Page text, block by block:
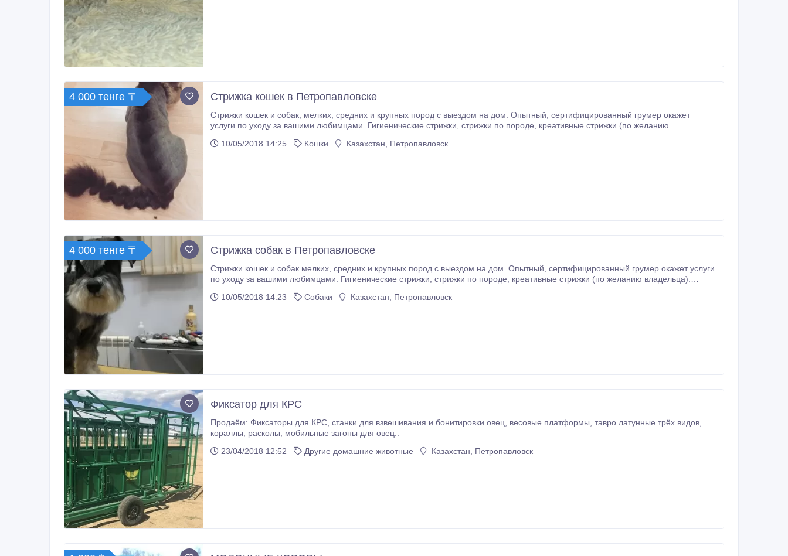
4 000 тенге 〒 Стрижка кошек в Петропавловске
Стрижки кошек и собак, мелких, средних и крупных пород с выездом на дом. Опытный, сертифицированный грумер окажет
услуги по уходу за вашими любимцами. Гигиенические стрижки, стрижки по породе, креативные стрижки (по желанию
10/05/2018 14:25
Кошки Казахстан, Петропавловск
4 000 тенге 〒 Стрижка собак в Петропавловске
Стрижки кошек и собак мелких, средних и крупных пород с выездом на дом. Опытный, сертифицированный грумер окажет услуги
по уходу за вашими любимцами. Гигиенические стрижки, стрижки по породе, креативные стрижки (по желанию владельца).
10/05/2018 14:23
Собаки Казахстан, Петропавловск
Фиксатор для КРС
Продаём: Фиксаторы для КРС, станки для взвешивания и бонитировки овец, весовые платформы, тавро латунные трёх видов,
кораллы, расколы, мобильные загоны для овец..
23/04/2018 12:52
Другие домашние животные Казахстан, Петропавловск